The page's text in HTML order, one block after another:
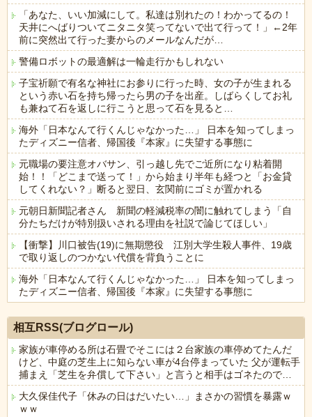
「あなた、いい加減にして。私達は別れたの！わかってるの！
天井にへばりついてニタニタ笑ってないで出て行って！」←2年
前に突然出て行った妻からのメールなんだが…
警備ロボットの最適解は一輪走行かもしれない
子宝祈願で有名な神社にお参りに行った時、女の子が生まれる
という赤い石を持ち帰ったら男の子を出産。しばらくしてお礼
も兼ねて石を返しに行こうと思って石を見ると…
海外「日本なんて行くんじゃなかった…」 日本を知ってしまっ
たディズニー信者、帰国後『本家』に失望する事態に
元職場の要注意オバサン、引っ越し先でご近所になり粘着開
始！！「どこまで送って！」から始まり半年も経つと「お金貸
してくれない？」断ると翌日、玄関前にゴミが置かれる
元朝日新聞記者さん 新聞の軽減税率の闇に触れてしまう「自
分たちだけが特別扱いされる理由を社説で論じてほしい」
【衝撃】川口被告(19)に無期懲役 江別大学生殺人事件、19歳
で取り返しのつかない代償を背負うことに
海外「日本なんて行くんじゃなかった…」 日本を知ってしまっ
たディズニー信者、帰国後『本家』に失望する事態に
相互RSS(ブログロール)
家族が車停める所は石畳でそこには２台家族の車停めてたんだ
けど、中庭の芝生上に知らない車が4台停まっていた 父が運転手
捕まえ「芝生を弁償して下さい」と言うと相手はゴネたので…
大久保佳代子「休みの日はだいたい…」まさかの習慣を暴露ｗ
ｗｗ